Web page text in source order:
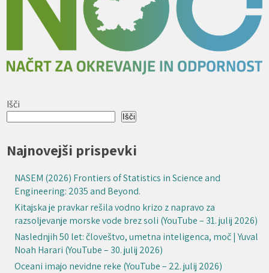
Išči
Išči
Najnovejši prispevki
NASEM (2026) Frontiers of Statistics in Science and
Engineering: 2035 and Beyond.
Kitajska je pravkar rešila vodno krizo z napravo za
razsoljevanje morske vode brez soli (YouTube – 31. julij 2026)
Naslednjih 50 let: človeštvo, umetna inteligenca, moč | Yuval
Noah Harari (YouTube – 30. julij 2026)
Oceani imajo nevidne reke (YouTube – 22. julij 2026)